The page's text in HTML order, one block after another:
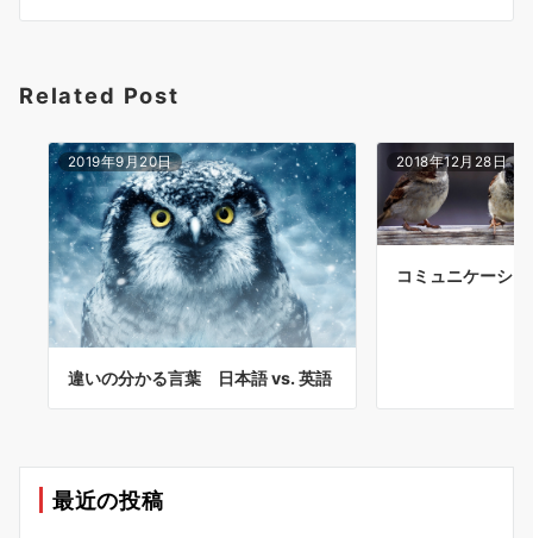
ン
Related Post
2019年9月20日
違いの分かる言葉 日本語 vs. 英語
2018年12月28日
コミュニケーシ
最近の投稿